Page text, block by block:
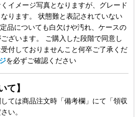
イメージ写真となりますが、グレード
ります。 状態難と表記されていない
品についても白欠けや汚れ、ケースの
ざいます。 ご購入した段階で同意し
付しておりませんこと何卒ご了承くだ
を必ずご確認ください
て】
ては商品注文時「備考欄」にて「領収
い。